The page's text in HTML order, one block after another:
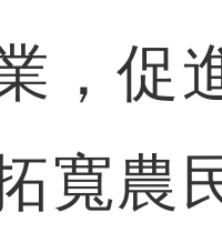
，促
寬農